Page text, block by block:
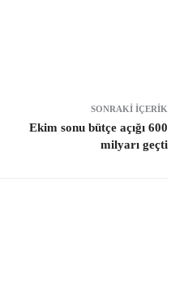
SONRAKI İÇERIK
Ekim sonu bütçe açığı 600
milyarı geçti